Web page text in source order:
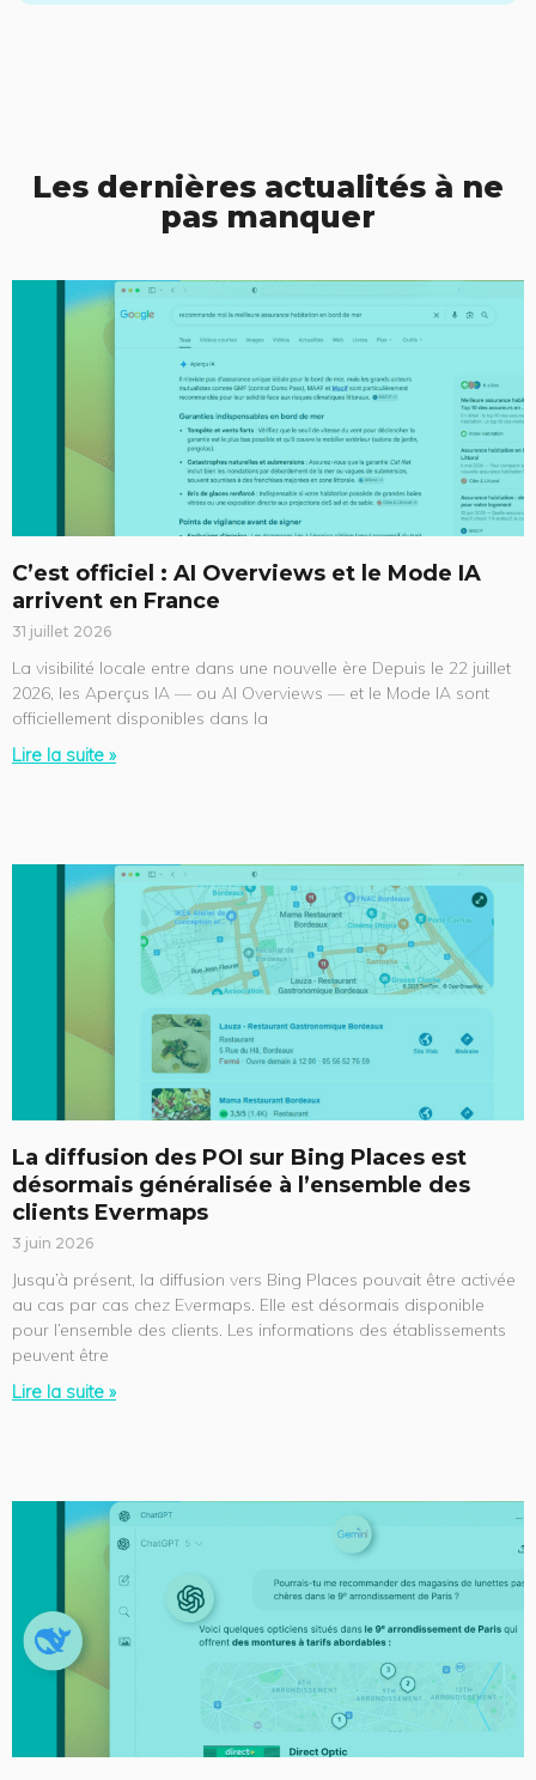
Les dernières actualités à ne
pas manquer​
C’est officiel : AI Overviews et le Mode IA
arrivent en France
31 juillet 2026
La visibilité locale entre dans une nouvelle ère Depuis le 22 juillet
2026, les Aperçus IA — ou AI Overviews — et le Mode IA sont
officiellement disponibles dans la
Lire la suite »
La diffusion des POI sur Bing Places est
désormais généralisée à l’ensemble des
clients Evermaps
3 juin 2026
Jusqu’à présent, la diffusion vers Bing Places pouvait être activée
au cas par cas chez Evermaps. Elle est désormais disponible
pour l’ensemble des clients. Les informations des établissements
peuvent être
Lire la suite »